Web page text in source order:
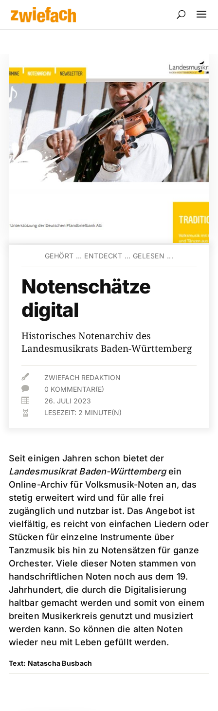
GEHÖRT … ENTDECKT … GELESEN ...
Notenschätze
digital
Historisches Notenarchiv des
Landesmusikrats Baden-​Württemberg
 ZWIEFACH REDAKTION
 0 KOMMENTAR(E)
 26. JULI 2023
 LESEZEIT: 2 MINUTE(N)
Seit einigen Jahren schon bietet der
Landesmusikrat Baden-​Württembergein
Online-​Archiv für Volksmusik-​Noten an, das
stetig erweitert wird und für alle frei
zugänglich und nutzbar ist. Das Angebot ist
vielfältig, es reicht von einfachen Liedern oder
Stücken für einzelne Instrumente über
Tanzmusik bis hin zu Notensätzen für ganze
Orchester. Viele dieser Noten stammen von
handschriftlichen Noten noch aus dem 19.
Jahrhundert, die durch die Digitalisierung
haltbar gemacht werden und somit von einem
breiten Musikerkreis genutzt und musiziert
werden kann. So können die alten Noten
wieder neu mit Leben gefüllt werden.
Text: Natascha Busbach